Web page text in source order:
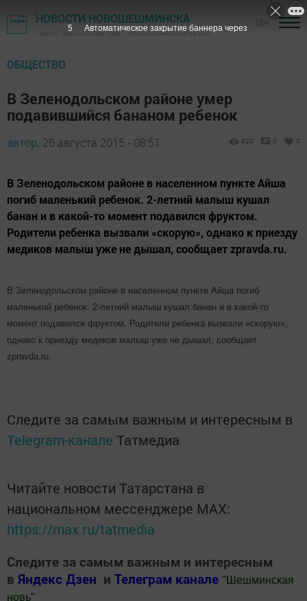
НОВОСТИ НОВОШЕШМИНСКА
Газета "Шешминская новь" - Новошешминский район
ОБЩЕСТВО
В Зеленодольском районе умер
подавившийся бананом ребенок
автор, 26 августа 2015 - 08:51 920 0 0
В Зеленодольском районе в населенном пункте Айша
погиб маленький ребенок. 2-летний малыш кушал
банан и в какой-то момент подавился фруктом.
Родители ребенка вызвали «скорую», однако к приезду
медиков малыш уже не дышал, сообщает zpravda.ru.
В Зеленодольском районе в населенном пункте Айша погиб
маленький ребенок. 2-летний малыш кушал банан и в какой-то
момент подавился фруктом. Родители ребенка вызвали «скорую»,
однако к приезду медиков малыш уже не дышал, сообщает
zpravda.ru.
Следите за самым важным и интересным в
Telegram-канале Татмедиа
Читайте новости Татарстана в
национальном мессенджере MАХ:
https://max.ru/tatmedia
Следите за самым важным и интересным
в Яндекс Дзен и Телеграм канале " Шешминская
новь"
4 Автоматическое закрытие баннера через